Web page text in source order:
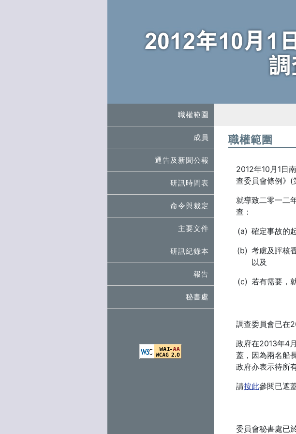
職權範圍
成員
通告及新聞公報
研訊時間表
命令與裁定
主要文件
研訊紀錄本
報告
秘書處
職權範圍
2012年10月1日
查委員會條例》(
就導致二零一二
查：
確定事故的
考慮及評核
以及
若有需要，
調查委員會已在
政府在2013年4
蓋，因為兩名船
政府亦表示待所
請按此參閱已遮
委員會秘書處已